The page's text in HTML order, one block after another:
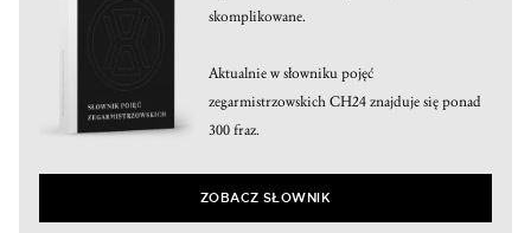
skomplikowane.
Aktualnie w słowniku pojęć
zegarmistrzowskich CH24 znajduje się ponad
300 fraz.
ZOBACZ SŁOWNIK